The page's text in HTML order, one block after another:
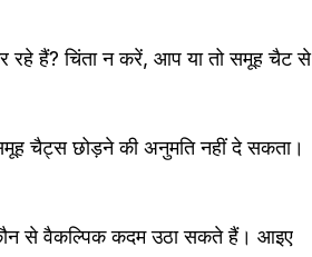
हैं? चिंता न करें, आप या तो समूह चैट से
चैट्स छोड़ने की अनुमति नहीं दे सकता।
से वैकल्पिक कदम उठा सकते हैं। आइए